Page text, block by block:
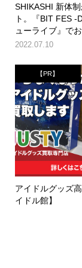
SHIKASHI 新体
ト。『BIT FES -
ューライブ』で
2022.07.10
【PR】
アイドルグッズ
イドル館】